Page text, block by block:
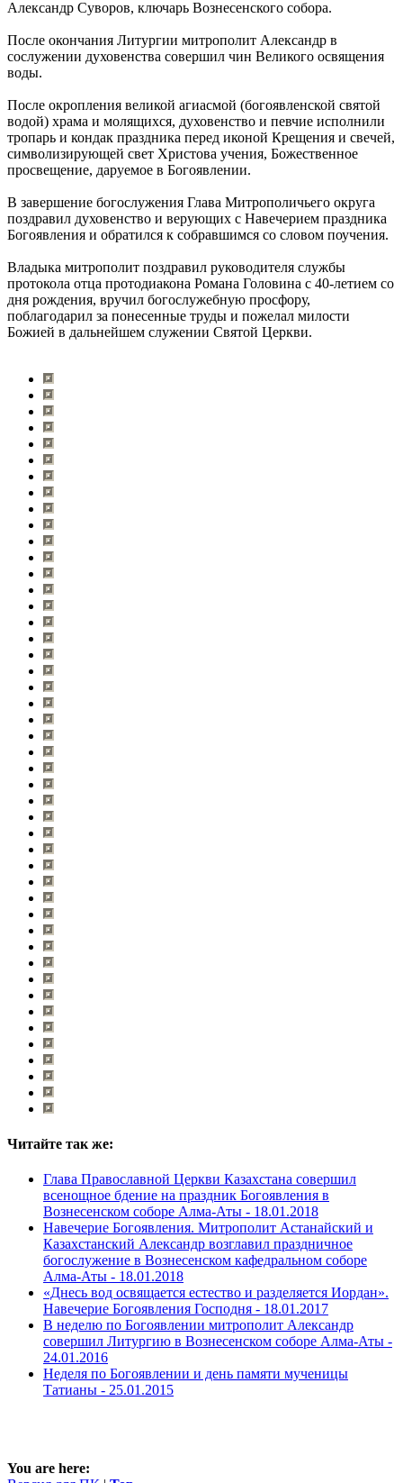
Александр Суворов, ключарь Вознесенского собора.
После окончания Литургии митрополит Александр в
сослужении духовенства совершил чин Великого освящения
воды.
После окропления великой агиасмой (богоявленской святой
водой) храма и молящихся, духовенство и певчие исполнили
тропарь и кондак праздника перед иконой Крещения и свечей,
символизирующей свет Христова учения, Божественное
просвещение, даруемое в Богоявлении.
В завершение богослужения Глава Митрополичьего округа
поздравил духовенство и верующих с Навечерием праздника
Богоявления и обратился к собравшимся со словом поучения.
Владыка митрополит поздравил руководителя службы
протокола отца протодиакона Романа Головина с 40-летием со
дня рождения, вручил богослужебную просфору,
поблагодарил за понесенные труды и пожелал милости
Божией в дальнейшем служении Святой Церкви.
Читайте так же:
Глава Православной Церкви Казахстана совершил
всенощное бдение на праздник Богоявления в
Вознесенском соборе Алма-Аты - 18.01.2018
Навечерие Богоявления. Митрополит Астанайский и
Казахстанский Александр возглавил праздничное
богослужение в Вознесенском кафедральном соборе
Алма-Аты - 18.01.2018
«Днесь вод освящается естество и разделяется Иордан».
Навечерие Богоявления Господня - 18.01.2017
В неделю по Богоявлении митрополит Александр
совершил Литургию в Вознесенском соборе Алма-Аты -
24.01.2016
Неделя по Богоявлении и день памяти мученицы
Татианы - 25.01.2015
You are here: